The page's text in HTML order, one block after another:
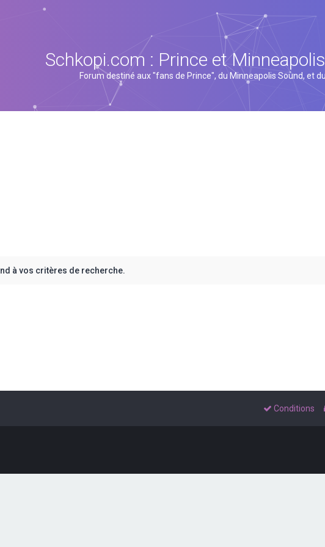
Schkopi.com : Prince et
Forum destiné aux "fans de Prince", du Minneapolis Sound, et
à vos critères de recherche.
Conditions